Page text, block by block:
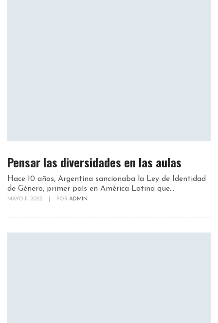
Pensar las diversidades en las aulas
Hace 10 años, Argentina sancionaba la Ley de Identidad
de Género, primer país en América Latina que...
MAYO 11, 2022 POR ADMIN